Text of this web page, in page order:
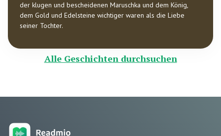
der klugen und bescheidenen Maruschka und dem König,
dem Gold und Edelsteine wichtiger waren als die Liebe
seiner Tochter.
Alle Geschichten durchsuchen